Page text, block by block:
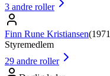
3 andre roller
Finn Rune Kristiansen(1971
Styremedlem
29 andre roller